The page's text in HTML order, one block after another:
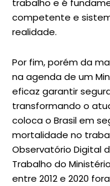
trabalho e é
competente e
realidade.
Por fim, porém da
na agenda de um
eficaz garantir
transformando o
coloca o Brasil em
mortalidade no
Observatório Digital
Trabalho do
entre 2012 e 2020